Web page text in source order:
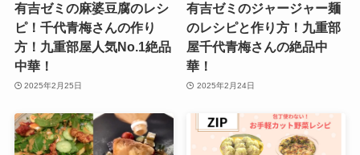
有吉ゼミの麻婆豆腐のレシ
ピ！千代青梅さんの作り
方！九重部屋人気No.1絶品
中華！
2025年2月25日
有吉ゼミのジャージャー麺
のレシピと作り方！九重部
屋千代青梅さんの絶品中
華！
2025年2月24日